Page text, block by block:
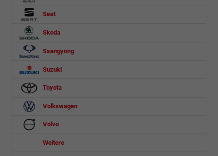
Seat
Skoda
Ssangyong
Suzuki
Toyota
Volkswagen
Volvo
Weitere